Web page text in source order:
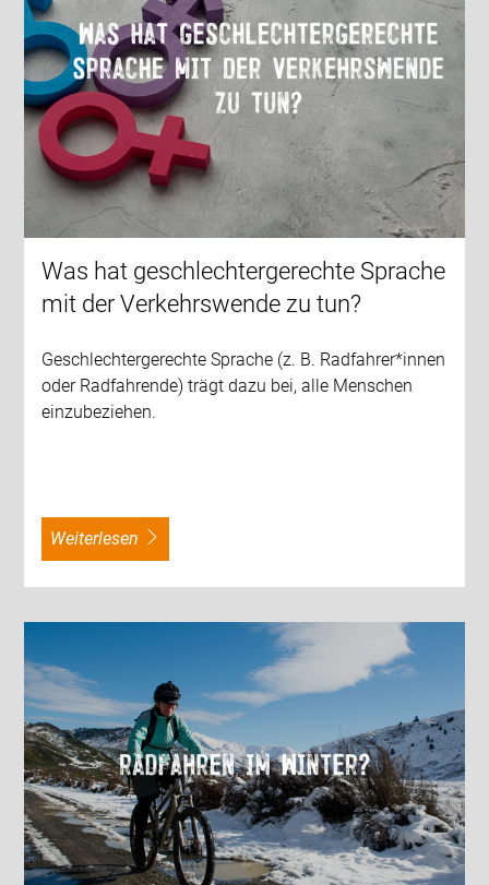
Was hat geschlechtergerechte Sprache
mit der Verkehrswende zu tun?
Geschlechtergerechte Sprache (z. B. Radfahrer*innen
oder Radfahrende) trägt dazu bei, alle Menschen
einzubeziehen.
weiterlesen